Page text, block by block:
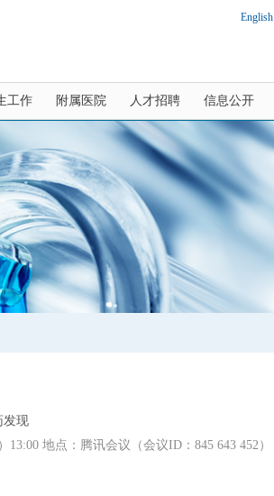
English
工作 附属医院 人才招聘 信息公开
发现
13:00 地点：腾讯会议（会议ID：845 643 452）